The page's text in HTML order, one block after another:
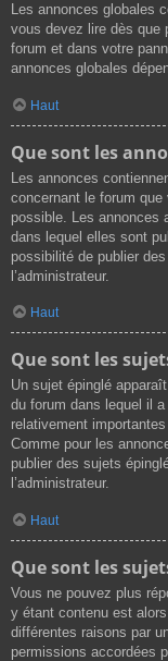
Les annonces globales
vous devez lire dès que
forum et dans votre
annonces globales
Haut
Que sont les
Les annonces
concernant le forum
possible. Les annonces
dans lequel elles sont
possibilité de publier
l’administrateur.
Haut
Que sont les
Un sujet épinglé
du forum dans lequel il
relativement
Comme pour les
publier des sujets
l’administrateur.
Haut
Que sont les
Vous ne pouvez plus
y étant contenu est
différentes raisons par
permissions accordées